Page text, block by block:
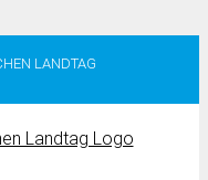
LANDTAG